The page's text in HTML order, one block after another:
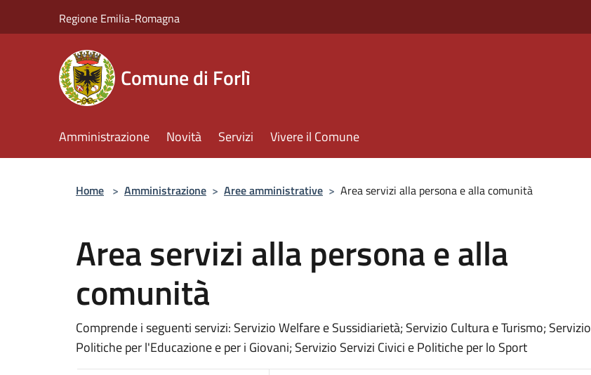
Regione Emilia-Romagna
Comune di Forlì
Amministrazione Novità Servizi Vivere il Comune
Home > Amministrazione > Aree amministrative > Area servizi alla persona e alla comunità
Area servizi alla persona e alla
comunità
Comprende i seguenti servizi: Servizio Welfare e Sussidiarietà; Servizio Cultura e Turismo; Servizio
Politiche per l'Educazione e per i Giovani; Servizio Servizi Civici e Politiche per lo Sport